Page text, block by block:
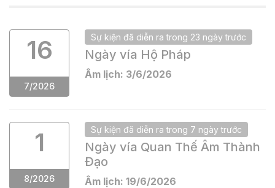
16
7/2026
Sự kiện đã diễn ra trong 23 ngày trước
Ngày vía Hộ Pháp
Âm lịch: 3/6/2026
1
8/2026
Sự kiện đã diễn ra trong 7 ngày trước
Ngày vía Quan Thế Âm Thành
Đạo
Âm lịch: 19/6/2026